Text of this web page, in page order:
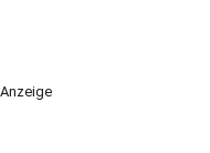
Anzeige